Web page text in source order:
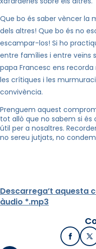
Que bo és saber vèncer la
dels altres! Que bo és no
escampar-los! Si ho
entre famílies i entre veïns
papa Francesc ens
les crítiques i les
convivència.
Prenguem aquest
tot allò que no sabem si és
útil per a nosaltres.
no sereu jutjats, no
Descarrega’t aquesta
àudio *.mp3